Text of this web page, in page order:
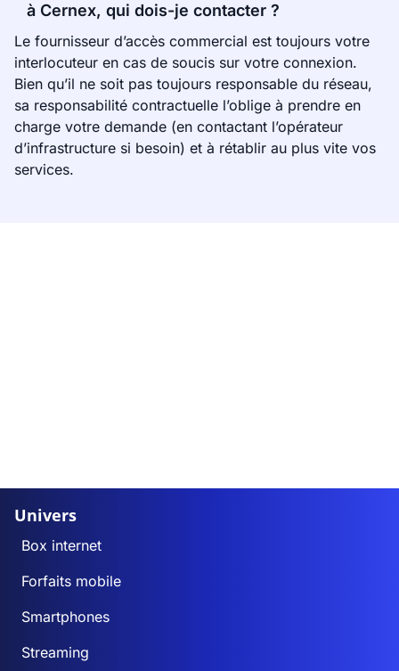
à Cernex, qui dois-je contacter ?
Le fournisseur d’accès commercial est toujours votre
interlocuteur en cas de soucis sur votre connexion.
Bien qu’il ne soit pas toujours responsable du réseau,
sa responsabilité contractuelle l’oblige à prendre en
charge votre demande (en contactant l’opérateur
d’infrastructure si besoin) et à rétablir au plus vite vos
services.
Univers
Box internet
Forfaits mobile
Smartphones
Streaming